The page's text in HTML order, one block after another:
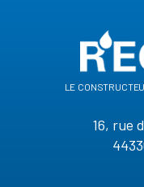
le
16, rue